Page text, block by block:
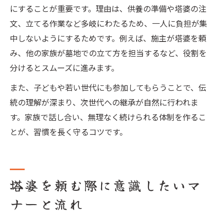
にすることが重要です。理由は、供養の準備や塔婆の注
文、立てる作業など多岐にわたるため、一人に負担が集
中しないようにするためです。例えば、施主が塔婆を頼
み、他の家族が墓地での立て方を担当するなど、役割を
分けるとスムーズに進みます。
また、子どもや若い世代にも参加してもらうことで、伝
統の理解が深まり、次世代への継承が自然に行われま
す。家族で話し合い、無理なく続けられる体制を作るこ
とが、習慣を長く守るコツです。
塔婆を頼む際に意識したいマ
ナーと流れ